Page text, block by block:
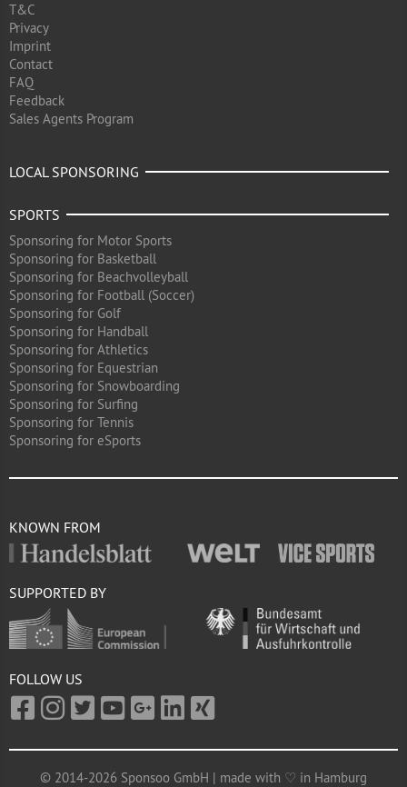
T&C
Privacy
Imprint
Contact
FAQ
Feedback
Sales Agents Program
LOCAL SPONSORING
SPORTS
Sponsoring for Motor Sports
Sponsoring for Basketball
Sponsoring for Beachvolleyball
Sponsoring for Football (Soccer)
Sponsoring for Golf
Sponsoring for Handball
Sponsoring for Athletics
Sponsoring for Equestrian
Sponsoring for Snowboarding
Sponsoring for Surfing
Sponsoring for Tennis
Sponsoring for eSports
KNOWN FROM
SUPPORTED BY
FOLLOW US
© 2014-2026 Sponsoo GmbH | made with ♡ in Hamburg